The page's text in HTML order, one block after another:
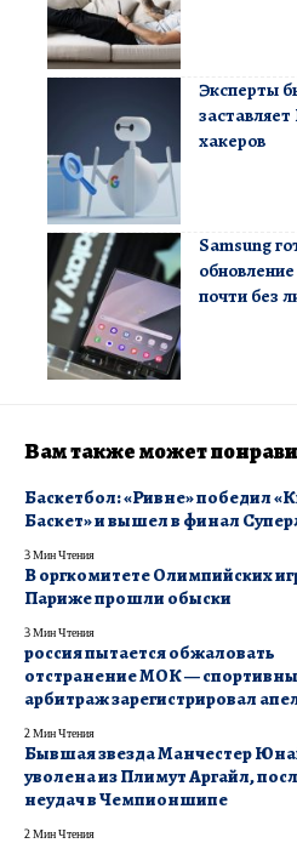
Эксперты
хакеров
Samsung
почти без
Вам также может
Баскетбол: «Ривне» победил
Баскет» и вышел в финал
3 Мин Чтения
В оргкомитете Олимпийских
Париже прошли обыски
3 Мин Чтения
россия пытается обжаловать
отстранение МОК —
арбитраж зарегистрировал
2 Мин Чтения
Бывшая звезда Манчестер
уволена из Плимут Аргайл,
неудач в Чемпионшипе
2 Мин Чтения